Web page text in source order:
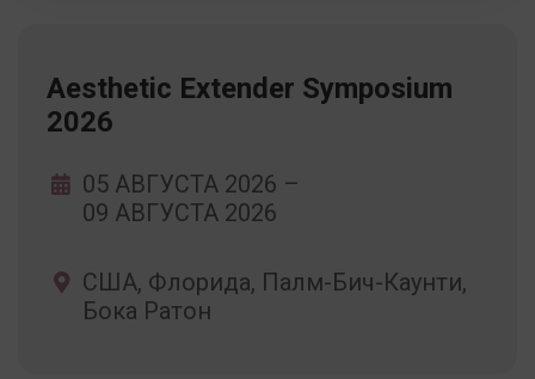
Aesthetic Extender Symposium
2026
05 АВГУСТА 2026 –
09 АВГУСТА 2026
США, Флорида, Палм-Бич-Каунти,
Бока Ратон